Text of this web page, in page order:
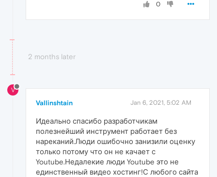
0
2 months later
V
Vallinshtain Jan 6, 2021, 5:02 AM
Идеально спасибо разработчикам
полезнейший инструмент работает без
нареканий.Люди ошибочно занизили оценку
только потому что он не качает с
Youtube.Недалекие люди Youtube это не
единственный видео хостинг!С любого сайта